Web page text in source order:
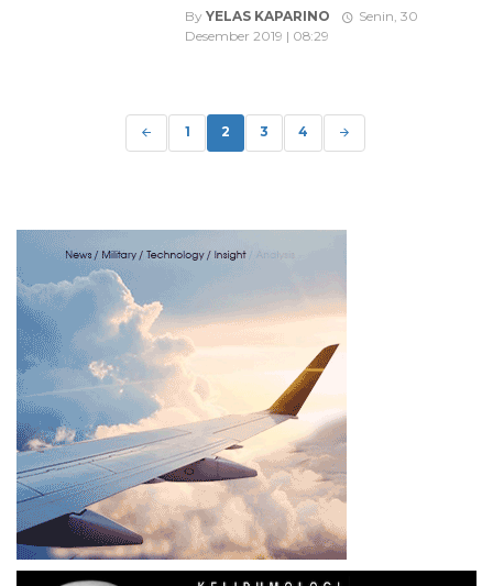
By YELAS KAPARINO
Senin, 30
Desember 2019 | 08:29
1 2 3 4